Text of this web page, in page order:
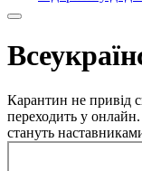
Карантин не привід
переходить у
стануть